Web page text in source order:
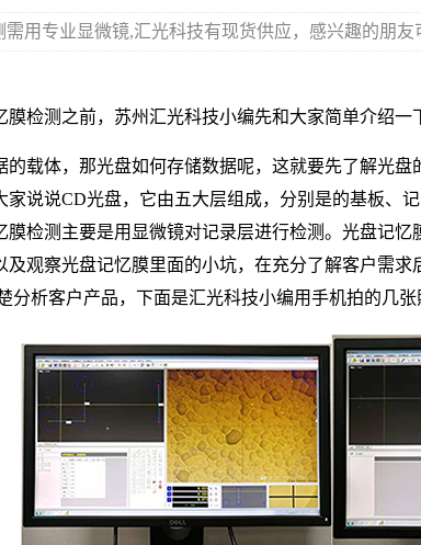
需用专业显微镜,汇光科技有现货供应，感兴趣的朋友
膜检测之前，苏州汇光科技小编先和大家简单介绍一
的载体，那光盘如何存储数据呢，这就要先了解光
家说说CD光盘，它由五大层组成，分别是的基板、
膜检测主要是用显微镜对记录层进行检测。光盘记
及观察光盘记忆膜里面的小坑，在充分了解客户需
分析客户产品，下面是汇光科技小编用手机拍的几张